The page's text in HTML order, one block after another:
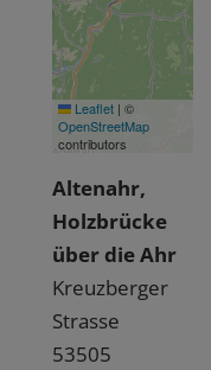
Leaflet | ©
OpenStreetMap
contributors
Altenahr,
Holzbrücke
über die Ahr
Kreuzberger
Strasse
53505